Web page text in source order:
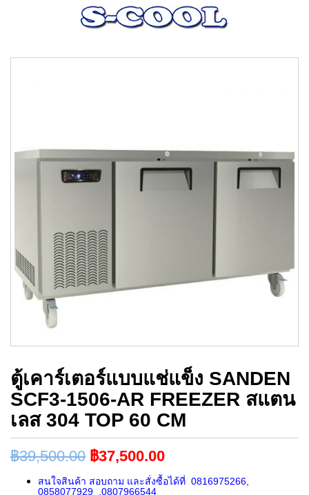
ตู้เคาร์เตอร์แบบแช่แข็ง SANDEN
SCF3-1506-AR FREEZER สแตน
เลส 304 TOP 60 CM
฿39,500.00 ฿37,500.00
สนใจสินค้า สอบถาม และสั่งซื้อได้ที่ 0816975266,
0858077929 ,0807966544